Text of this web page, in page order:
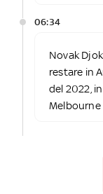
06:34
Novak
restare in
del 2022,
Melbourne